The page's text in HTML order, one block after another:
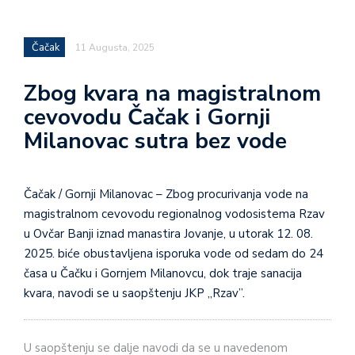
Čačak 11 Augusta, 2025
Zbog kvara na magistralnom
cevovodu Čačak i Gornji
Milanovac sutra bez vode
Čačak / Gornji Milanovac – Zbog procurivanja vode na
magistralnom cevovodu regionalnog vodosistema Rzav
u Ovčar Banji iznad manastira Jovanje, u utorak 12. 08.
2025. biće obustavljena isporuka vode od sedam do 24
časa u Čačku i Gornjem Milanovcu, dok traje sanacija
kvara, navodi se u saopštenju JKP „Rzav”.
U saopštenju se dalje navodi da se u navedenom